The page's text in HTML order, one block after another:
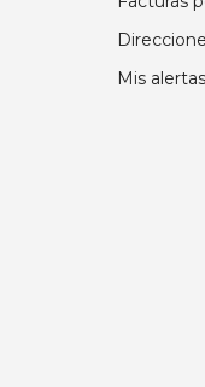
Mis alertas